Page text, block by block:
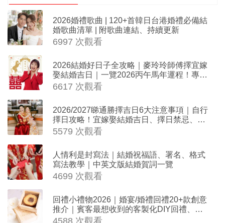
2026婚禮歌曲 | 120+首韓日台港婚禮必備結
婚歌曲清單 | 附歌曲連結、持續更新
6997 次觀看
2026結婚好日子全攻略｜麥玲玲師傅擇宜嫁
娶結婚吉日｜一覽2026丙午馬年運程！專業
擇日結婚+避開沖煞生肖指南
6617 次觀看
2026/2027睇通勝擇吉日6大注意事項｜自行
擇日攻略！宜嫁娶結婚吉日、擇日禁忌、相
沖生肖一覽
5579 次觀看
人情利是封寫法｜結婚祝福語、署名、格式
寫法教學｜中英文版結婚賀詞一覽
4699 次觀看
回禮小禮物2026｜婚宴/婚禮回禮20+款創意
推介｜賓客最想收到的客製化DIY回禮、姊
妹禮物（持續更新）
4588 次觀看